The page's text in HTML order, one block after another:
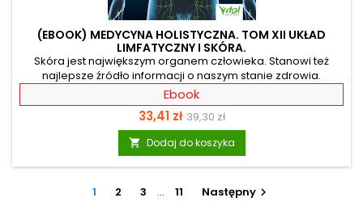
(EBOOK) MEDYCYNA HOLISTYCZNA. TOM XII UKŁAD
LIMFATYCZNY I SKÓRA.
Skóra jest największym organem człowieka. Stanowi też
najlepsze źródło informacji o naszym stanie zdrowia.
Pojawiające się na niej pryszcze, rumienie, odbarwienia i
inne zmiany skórne są sygnałem, że coś złego dzieje się w
Twoim organizmie. Jeśli Twój organizm atakowany jest przez
bakterie czy wirusy, skóra powinna zareagować gorączką
oraz poceniem się i w ten sposób oczyścić organizm. Jeśli
paznokcie rąk i nóg wrastają w tkankę miękką, odkształcają
Ebook
Cena
33,41 zł Cena
podstawowa
39,30 zł
 Dodaj do koszyka
1 2 3 … 11 Następny 